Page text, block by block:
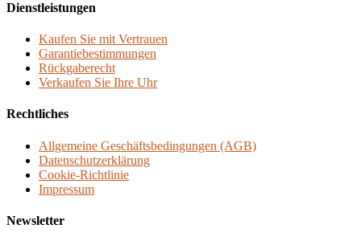
Dienstleistungen
Kaufen Sie mit Vertrauen
Garantiebestimmungen
Rückgaberecht
Verkaufen Sie Ihre Uhr
Rechtliches
Allgemeine Geschäftsbedingungen (AGB)
Datenschutzerklärung
Cookie-Richtlinie
Impressum
Newsletter